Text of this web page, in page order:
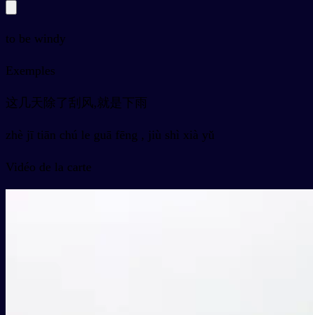
to be windy
Exemples
这几天除了刮风,就是下雨
zhè jī tiān chú le guā fēng , jiù shì xià yǔ
Vidéo de la carte